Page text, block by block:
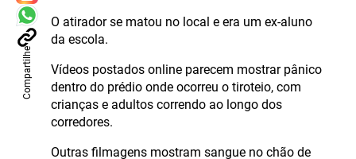
Compartilhe
O atirador se matou no local e era um ex-aluno
da escola.
Vídeos postados online parecem mostrar pânico
dentro do prédio onde ocorreu o tiroteio, com
crianças e adultos correndo ao longo dos
corredores.
Outras filmagens mostram sangue no chão de